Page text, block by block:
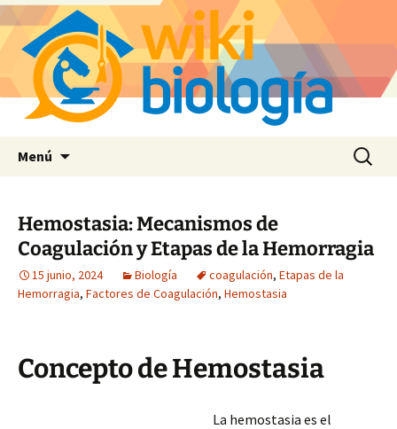
Menú Buscar:
Hemostasia: Mecanismos de
Coagulación y Etapas de la Hemorragia
15 junio, 2024 Biología coagulación, Etapas de la
Hemorragia, Factores de Coagulación, Hemostasia
Concepto de Hemostasia
La hemostasia es el